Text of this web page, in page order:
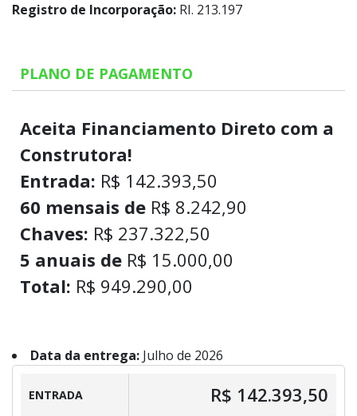
Registro de Incorporação: RI. 213.197
PLANO DE PAGAMENTO
Aceita Financiamento Direto com a
Construtora!
Entrada: R$ 142.393,50
60 mensais de R$ 8.242,90
Chaves: R$ 237.322,50
5 anuais de R$ 15.000,00
Total: R$ 949.290,00
Data da entrega: Julho de 2026
ENTRADA R$ 142.393,50